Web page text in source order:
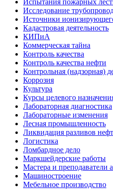
Испытания пожарных
Исследование
Источники
Кадастровая деятельность
КИПиА
Коммерческая тайна
Контроль качества
Контроль качества нефти
Контрольная (надзорная)
Коррозия
Культура
Курсы целевого
Лабораторная диагностика
Лабораторные изменения
Лесная промышленность
Ликвидация разливов
Логистика
Ломбардное дело
Маркшейдерские работы
Мастера и преподаватели
Машиностроение
Мебельное производство